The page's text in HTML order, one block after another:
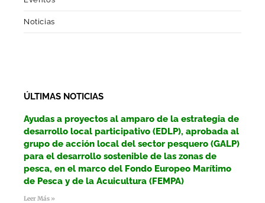
Noticias
ÚLTIMAS NOTICIAS
Ayudas a proyectos al amparo de la estrategia de
desarrollo local participativo (EDLP), aprobada al
grupo de acción local del sector pesquero (GALP)
para el desarrollo sostenible de las zonas de
pesca, en el marco del Fondo Europeo Marítimo
de Pesca y de la Acuicultura (FEMPA)
Leer Más »